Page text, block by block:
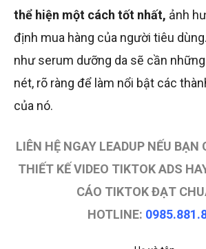
thể hiện một cách tốt nhất, ảnh
định mua hàng của người tiêu
như serum dưỡng da sẽ cần
nét, rõ ràng để làm nổi bật các
của nó.
LIÊN HỆ NGAY LEADUP NẾU BẠN
THIẾT KẾ VIDEO TIKTOK ADS
CÁO TIKTOK ĐẠT
HOTLINE: